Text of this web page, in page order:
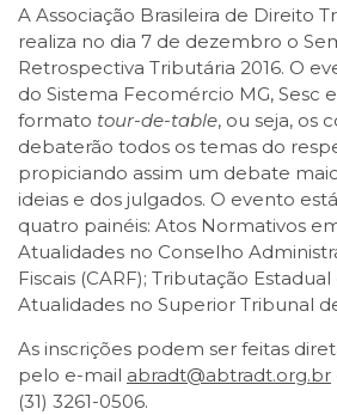
A Associação Brasileira de Direito
realiza no dia 7 de dezembro o
Retrospectiva Tributária 2016. O
do Sistema Fecomércio MG, Sesc
formato tour-de-table, ou seja, os
debaterão todos os temas do
propiciando assim um debate
ideias e dos julgados. O evento
quatro painéis: Atos Normativos
Atualidades no Conselho
Fiscais (CARF); Tributação
Atualidades no Superior Tribunal
As inscrições podem ser feitas
pelo e-mail abradt@abtradt.org.br
(31) 3261-0506.